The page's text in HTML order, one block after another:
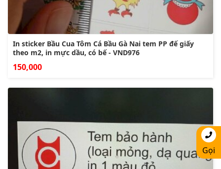
In sticker Bầu Cua Tôm Cá Bầu Gà Nai tem PP đế giấy
theo m2, in mực dầu, có bế - VND976
150,000
Gọi